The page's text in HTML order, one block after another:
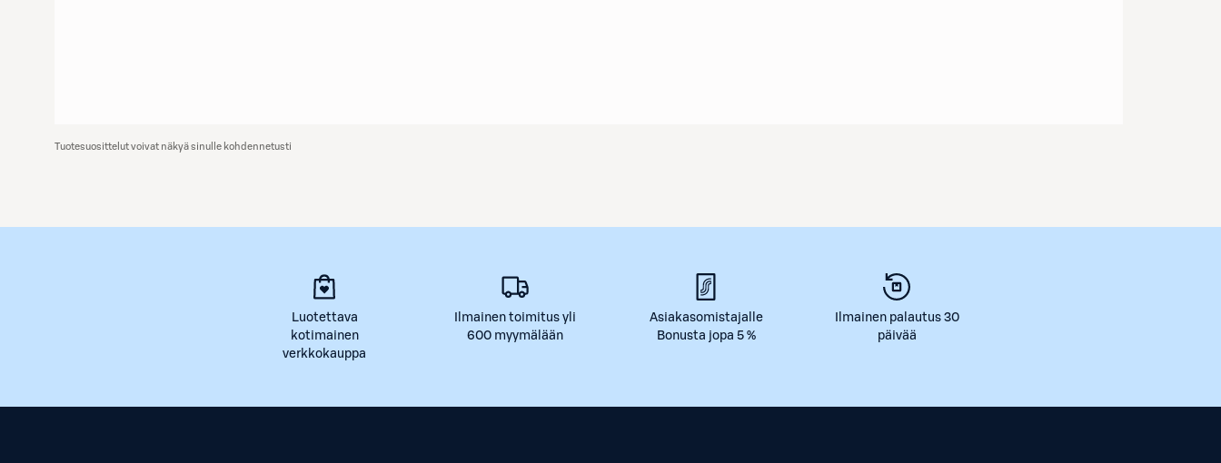
Tuotesuosittelut voivat näkyä sinulle kohdennetusti
Luotettava
kotimainen
verkkokauppa
Ilmainen toimitus yli
600 myymälään
Asiakasomistajalle
Bonusta jopa 5 %
Ilmainen palautus 30
päivää